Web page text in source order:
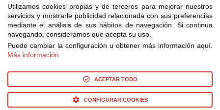
Utilizamos cookies propias y de terceros para mejorar nuestros
servicios y mostrarle publicidad relacionada con sus preferencias
mediante el análisis de sus hábitos de navegación. Si continua
navegando, consideramos que acepta su uso.
Puede cambiar la configuración u obtener más información aquí.
Más información
ACEPTAR TODO
CONFIGURAR COOKIES